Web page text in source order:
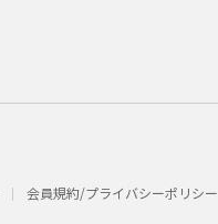
会員規約/プライバシーポリシー​